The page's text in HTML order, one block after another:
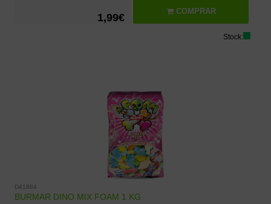
1,99€
COMPRAR
Stock:
D41884
BURMAR DINO MIX FOAM 1 KG